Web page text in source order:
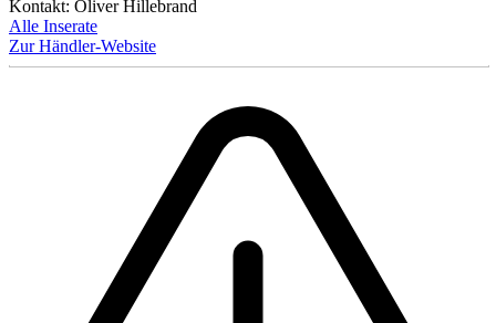
Kontakt: Oliver Hillebrand
Alle Inserate
Zur Händler-Website